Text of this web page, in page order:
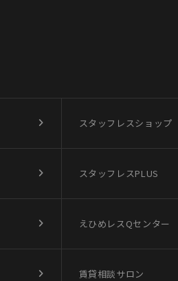
スタッフレスショップ
スタッフレスPLUS
えひめレスQセンター
賃貸相談サロン